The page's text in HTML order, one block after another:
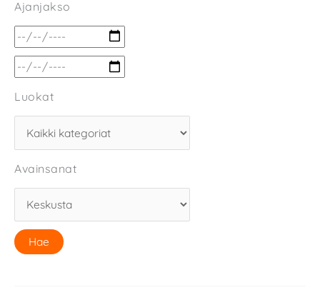
Ajanjakso
Luokat
Avainsanat